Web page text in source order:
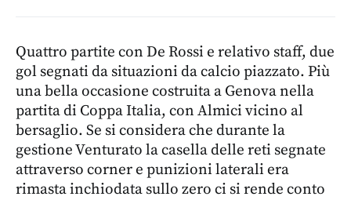
Quattro partite con De Rossi e relativo staff, due
gol segnati da situazioni da calcio piazzato. Più
una bella occasione costruita a Genova nella
partita di Coppa Italia, con Almici vicino al
bersaglio. Se si considera che durante la
gestione Venturato la casella delle reti segnate
attraverso corner e punizioni laterali era
rimasta inchiodata sullo zero ci si rende conto